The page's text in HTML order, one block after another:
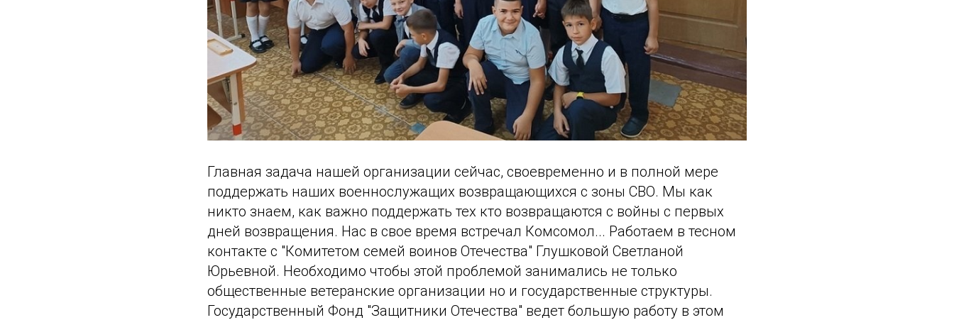
Главная задача нашей организации сейчас, своевременно и в полной мере
поддержать наших военнослужащих возвращающихся с зоны СВО. Мы как
никто знаем, как важно поддержать тех кто возвращаются с войны с первых
дней возвращения. Нас в свое время встречал Комсомол... Работаем в тесном
контакте с "Комитетом семей воинов Отечества" Глушковой Светланой
Юрьевной. Необходимо чтобы этой проблемой занимались не только
общественные ветеранские организации но и государственные структуры.
Государственный Фонд "Защитники Отечества" ведет большую работу в этом